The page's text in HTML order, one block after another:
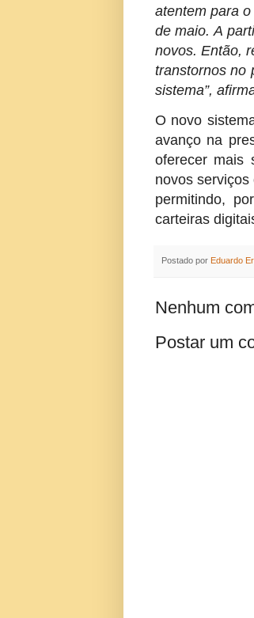
atentem para
de maio. A
novos. Então,
transtornos no
sistema”,
O novo
avanço na
oferecer mais
novos
permitindo,
carteiras
Postado por Eduardo
Nenhum
Postar um